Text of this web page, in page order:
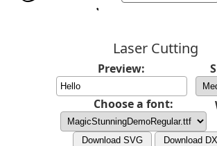
Laser Cutting
Preview:
Choose a font:
Download SVG Download